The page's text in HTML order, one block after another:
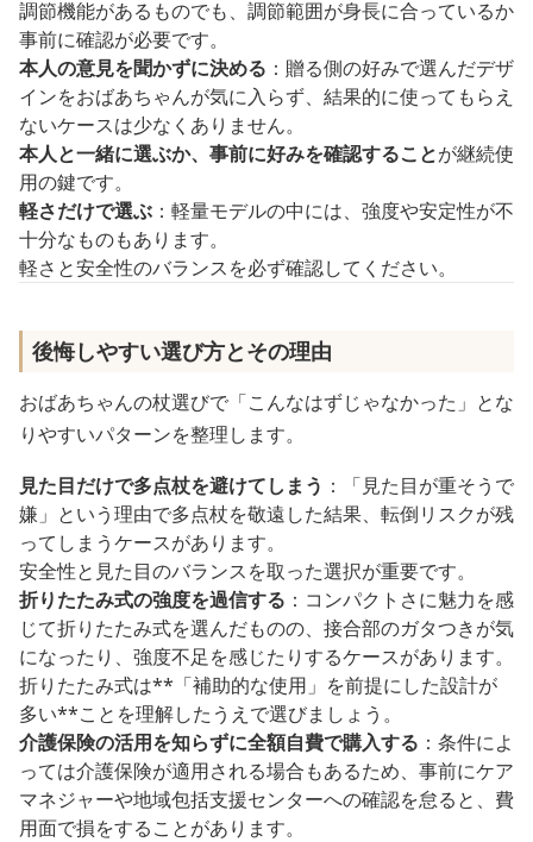
調節機能があるものでも、調節範囲が身長に合っているか
事前に確認が必要です。
本人の意見を聞かずに決める ：贈る側の好みで選んだデザ
インをおばあちゃんが気に入らず、結果的に使ってもらえ
ないケースは少なくありません。
本人と一緒に選ぶか、事前に好みを確認することが継続使
用の鍵です。
軽さだけで選ぶ ：軽量モデルの中には、強度や安定性が不
十分なものもあります。
軽さと安全性のバランスを必ず確認してください。
後悔しやすい選び方とその理由
おばあちゃんの杖選びで「こんなはずじゃなかった」とな
りやすいパターンを整理します。
見た目だけで多点杖を避けてしまう ：「見た目が重そうで
嫌」という理由で多点杖を敬遠した結果、転倒リスクが残
ってしまうケースがあります。
安全性と見た目のバランスを取った選択が重要です。
折りたたみ式の強度を過信する ：コンパクトさに魅力を感
じて折りたたみ式を選んだものの、接合部のガタつきが気
になったり、強度不足を感じたりするケースがあります。
折りたたみ式は**「補助的な使用」を前提にした設計が
多い**ことを理解したうえで選びましょう。
介護保険の活用を知らずに全額自費で購入する ：条件によ
っては介護保険が適用される場合もあるため、事前にケア
マネジャーや地域包括支援センターへの確認を怠ると、費
用面で損をすることがあります。